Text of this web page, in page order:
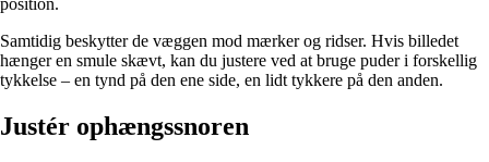
position.
Samtidig beskytter de væggen mod mærker og ridser. Hvis billedet
hænger en smule skævt, kan du justere ved at bruge puder i forskellig
tykkelse – en tynd på den ene side, en lidt tykkere på den anden.
Justér ophængssnoren